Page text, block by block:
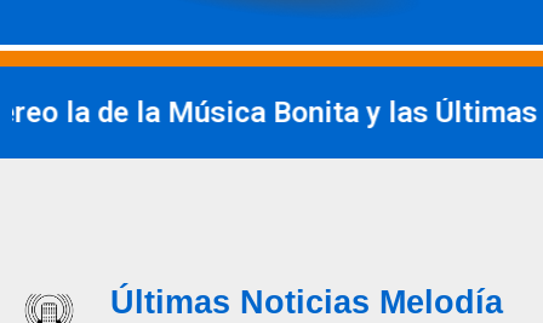
la de la Música Bonita y las Últimas
Últimas Noticias Melodía